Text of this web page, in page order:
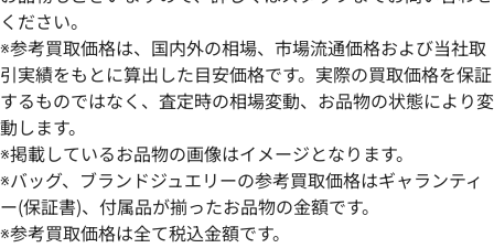
バーバリー トートバッグ キャンバス
参考買取価格
48,000円
2025年6月17日時点
バーバリー ハン
参考買取価格
47,000
ください。
※参考買取価格は、国内外の相場、市場流通価格および当社取
引実績をもとに算出した目安価格です。実際の買取価格を保証
するものではなく、査定時の相場変動、お品物の状態により変
動します。
※掲載しているお品物の画像はイメージとなります。
※バッグ、ブランドジュエリーの参考買取価格はギャランティ
ー(保証書)、付属品が揃ったお品物の金額です。
※参考買取価格は全て税込金額です。